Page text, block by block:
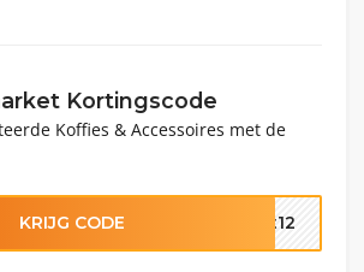
Kortingscode
Koffies & Accessoires met de
KRIJG CODE t12